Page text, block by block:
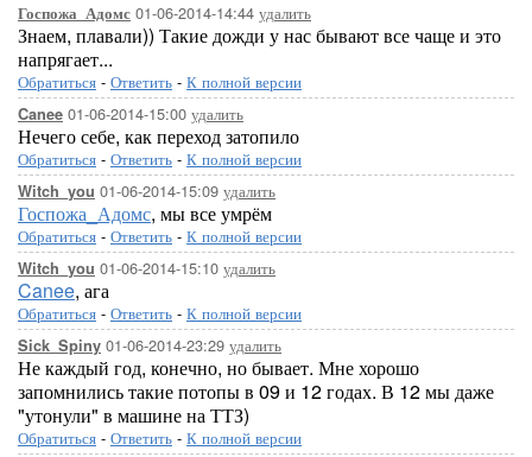
Госпожа_Адомс 01-06-2014-14:44 удалить
Знаем, плавали)) Такие дожди у нас бывают все чаще и это
напрягает...
Обратиться - Ответить - К полной версии
Canee 01-06-2014-15:00 удалить
Нечего себе, как переход затопило
Обратиться - Ответить - К полной версии
Witch_you 01-06-2014-15:09 удалить
Госпожа_Адомс, мы все умрём
Обратиться - Ответить - К полной версии
Witch_you 01-06-2014-15:10 удалить
Canee, ага
Обратиться - Ответить - К полной версии
Sick_Spiny 01-06-2014-23:29 удалить
Не каждый год, конечно, но бывает. Мне хорошо
запомнились такие потопы в 09 и 12 годах. В 12 мы даже
"утонули" в машине на ТТЗ)
Обратиться - Ответить - К полной версии